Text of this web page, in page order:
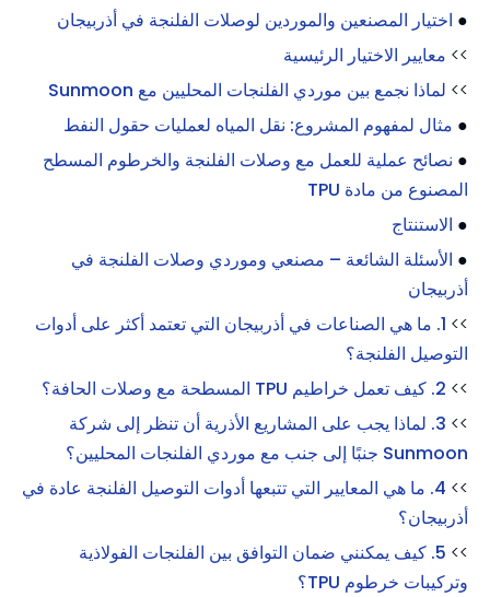
● اختيار المصنعين والموردين لوصلات الفلنجة في أذربيجان
>> معايير الاختيار الرئيسية
>> لماذا نجمع بين موردي الفلنجات المحليين مع Sunmoon
● مثال لمفهوم المشروع: نقل المياه لعمليات حقول النفط
● نصائح عملية للعمل مع وصلات الفلنجة والخرطوم المسطح
المصنوع من مادة TPU
● الاستنتاج
● الأسئلة الشائعة – مصنعي وموردي وصلات الفلنجة في
أذربيجان
>> 1. ما هي الصناعات في أذربيجان التي تعتمد أكثر على أدوات
التوصيل الفلنجة؟
>> 2. كيف تعمل خراطيم TPU المسطحة مع وصلات الحافة؟
>>
3. لماذا يجب على المشاريع الأذرية أن تنظر إلى شركة
Sunmoon جنبًا إلى جنب مع موردي الفلنجات المحليين؟
>>
4. ما هي المعايير التي تتبعها أدوات التوصيل الفلنجة عادة في
أذربيجان؟
>>
5. كيف يمكنني ضمان التوافق بين الفلنجات الفولاذية
وتركيبات خرطوم TPU؟